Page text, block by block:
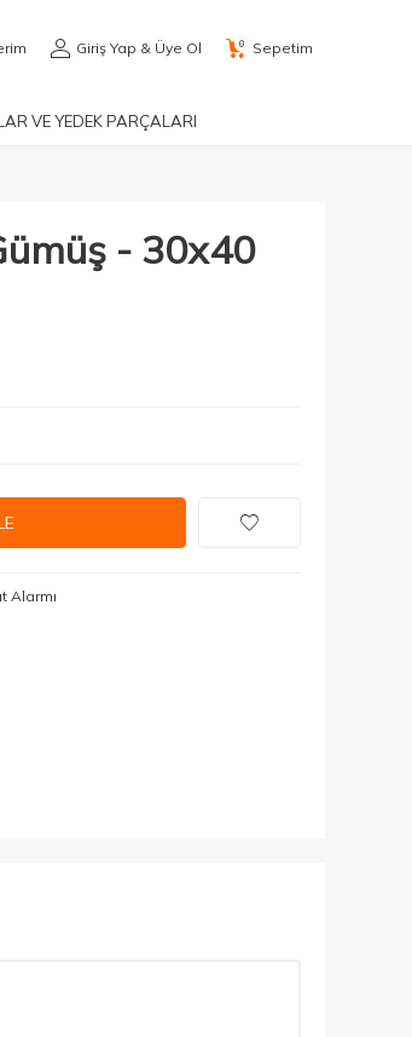
Giriş Yap & Üye Ol 0 Sepetim
VE YEDEK PARÇALARI
- 30x40
Alarmı